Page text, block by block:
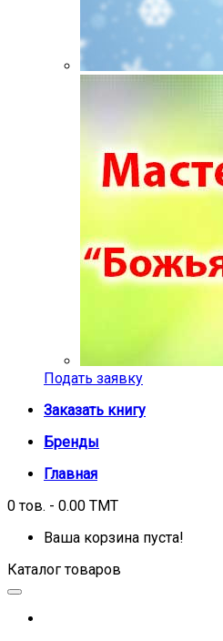
Подать заявку
Заказать книгу
Бренды
Главная
0 тов. - 0.00 TMT
Ваша корзина пуста!
Каталог товаров